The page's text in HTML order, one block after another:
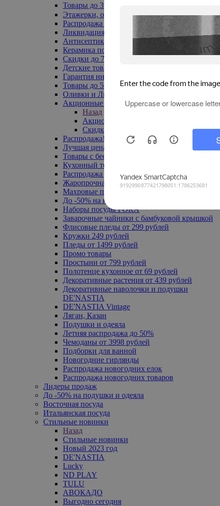
Товары до 399₽
Этажерки, обувницы
Распродажа текстиля до -50%
Ликвидация до -70%
Антисептики
Керамика по 129 руб
Скидки до 70%
Детские товары
Гарантия низкой цены
Товары до 500 руб
Оливки и Лимоны
Акционные товары
Назад
Акционные товары
Скидка 20% по промокоду
Распродажа! Ульяновск до -70%
Лучшая цена
Товары с бесплатной доставкой
Кухонный текстиль
Распродажа до -50%
Жаропрочная посуда
Махровые полотенца
До -50% на ковры
Наборы посуды FORA
Заварочные чайники с бамбуковой крышкой
Флисовые пледы от 299 рублей
Кружки 249 рублей
Пледы от 1499 рублей
Промо товары
Простыни от 799 рублей
Полотенце кухонное от 69 рублей
Декоративные растения от 439 рублей
Декоративные наволочки и подушки
DE'NASTIA
DE'NASTIA Vintage
Ляган, Казан
Подушки и одеяла
Летняя распродажа до 50%
Чемоданы от 3998 рублей
Подборки для ванной
Новогодние гирлянды
Распродажа новогодних елок
Распродажа новогодних товаров
Лидеры продаж
До -50% на подушки и одеяла
Восточная посуда
Итальянская посуда
Стильные новинки
Назад
Стильные новинки
Новый 2023 год
DE'NASTIA
Lucky
ND PLAY
TULU
АВОКАДО
Выгодно сегодня